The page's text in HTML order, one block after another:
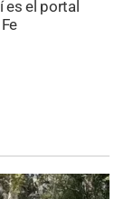
es el portal